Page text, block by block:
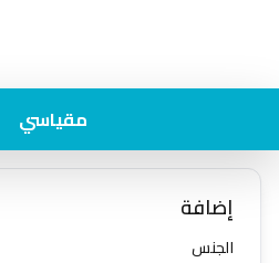
مقياسي
مقياسي -
إضافة
الجنس